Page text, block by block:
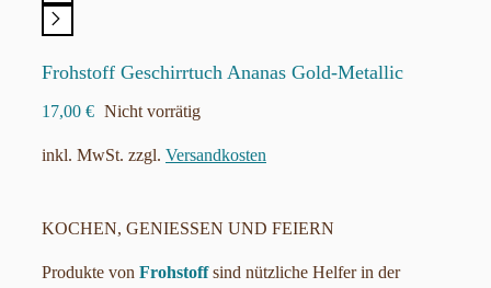
Frohstoff Geschirrtuch Ananas Gold-Metallic
17,00 € Nicht vorrätig
inkl. MwSt. zzgl. Versandkosten
KOCHEN, GENIESSEN UND FEIERN
Produkte von Frohstoffsind nützliche Helfer in der